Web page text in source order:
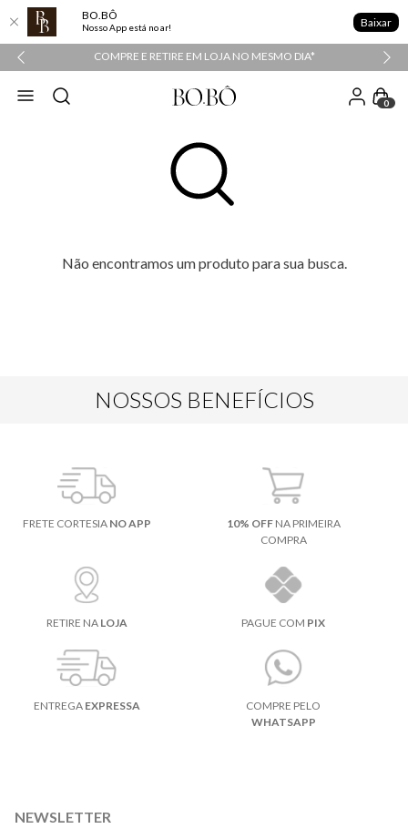
BO.BÔ
Nosso App está no ar! Baixar
COMPRE E RETIRE EM LOJA NO MESMO DIA*
0
Não encontramos um produto para sua busca.
NOSSOS BENEFÍCIOS
FRETE CORTESIA NO APP 10% OFFNA PRIMEIRA
COMPRA
RETIRE NA LOJA PAGUE COM PIX
ENTREGA EXPRESSA
COMPRE PELO
WHATSAPP
NEWSLETTER